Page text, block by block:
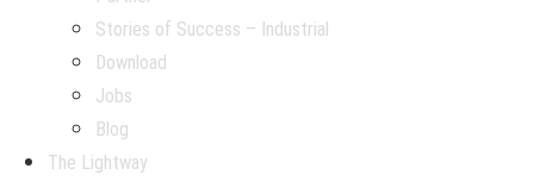
Stories of Success – Industrial
Download
Jobs
Blog
The Lightway